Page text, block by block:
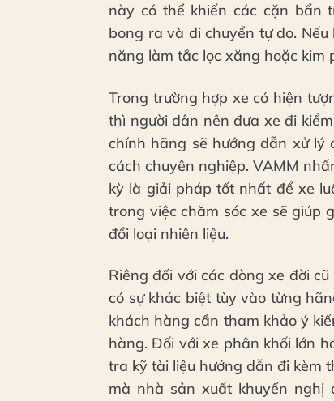
này có thể khiến các cặn bẩn
bong ra và di chuyển tự do.
năng làm tắc lọc xăng hoặc kim
Trong trường hợp xe có hiện
thì người dân nên đưa xe đi
chính hãng sẽ hướng dẫn xử lý
cách chuyên nghiệp. VAMM
kỳ là giải pháp tốt nhất để xe
trong việc chăm sóc xe sẽ giúp
đổi loại nhiên liệu.
Riêng đối với các dòng xe đời
có sự khác biệt tùy vào từng
khách hàng cần tham khảo ý
hàng. Đối với xe phân khối lớn
tra kỹ tài liệu hướng dẫn đi kèm
mà nhà sản xuất khuyến